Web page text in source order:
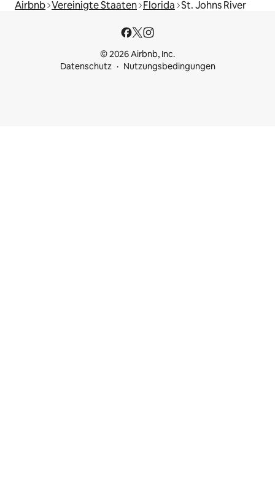
Airbnb Vereinigte Staaten Florida St. Johns River
© 2026 Airbnb, Inc.
Datenschutz
Nutzungsbedingungen